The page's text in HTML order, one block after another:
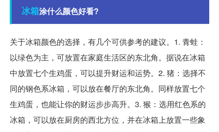
冰箱涂什么颜色好看?
关于冰箱颜色的选择，有几个可供参考的建议。1. 青蛙：
以绿色为主，可放置在家庭生活区的东北角。据说在冰箱
中放置七个生鸡蛋，可以提升财运和运势。2. 猪：选择不
同的钢色系冰箱，可以放在餐厅的东北角。同样放置七个
生鸡蛋，也能让你的财运步步高升。3. 猴：选用红色系的
冰箱，可以放在厨房的西北方位，并在冰箱上放置一些象